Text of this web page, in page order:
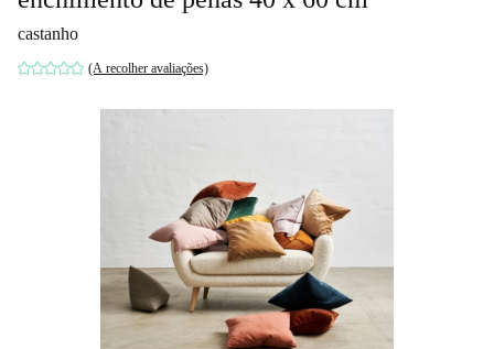
castanho
(A recolher avaliações)